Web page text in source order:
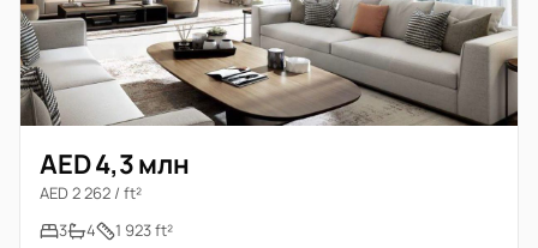
AED 4,3 млн
AED 2 262 / ft²
3
4 1 923 ft²